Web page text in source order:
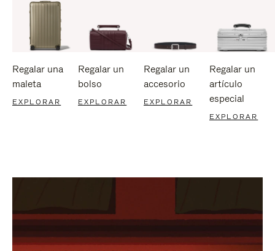
Regalar una
maleta
EXPLORAR
Regalar un
bolso
EXPLORAR
Regalar un
accesorio
EXPLORAR
Regalar un
artículo
especial
EXPLORAR